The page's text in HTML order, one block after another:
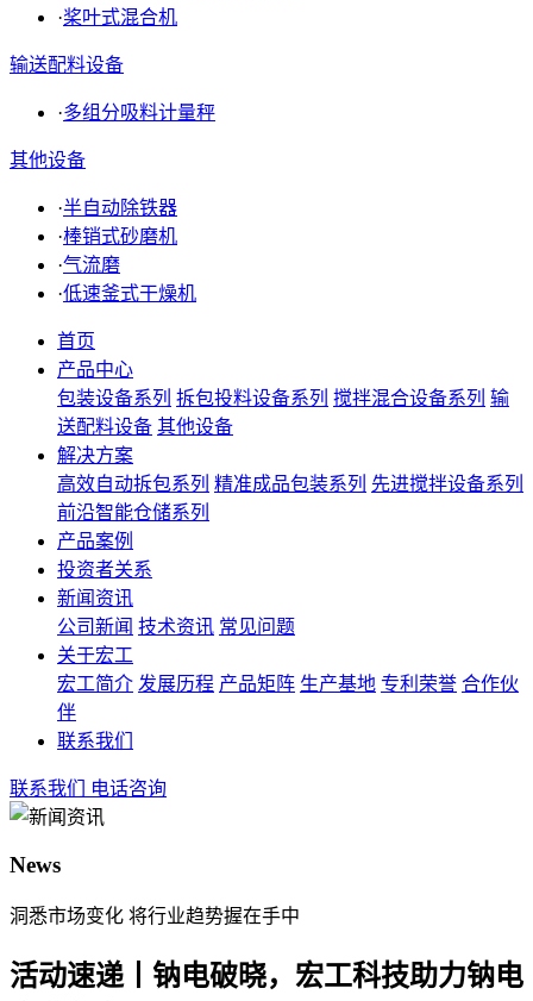
·桨叶式混合机
输送配料设备
·多组分吸料计量秤
其他设备
·半自动除铁器
·棒销式砂磨机
·气流磨
·低速釜式干燥机
首页
产品中心
包装设备系列 拆包投料设备系列 搅拌混合设备系列 输
送配料设备 其他设备
解决方案
高效自动拆包系列 精准成品包装系列 先进搅拌设备系列
前沿智能仓储系列
产品案例
投资者关系
新闻资讯
公司新闻 技术资讯 常见问题
关于宏工
宏工简介 发展历程 产品矩阵 生产基地 专利荣誉 合作伙
伴
联系我们
联系我们 电话咨询
News
洞悉市场变化 将行业趋势握在手中
活动速递丨钠电破晓，宏工科技助力钠电